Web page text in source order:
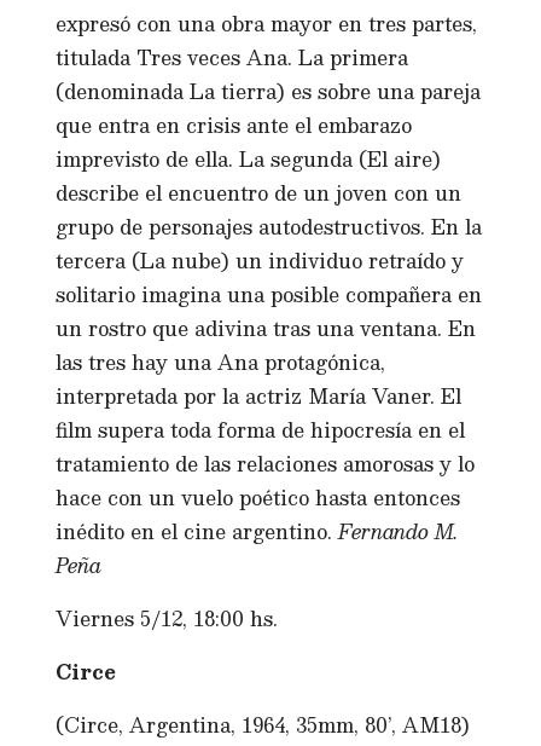
expresó con una obra mayor en tres partes,
titulada Tres veces Ana. La primera
(denominada La tierra) es sobre una pareja
que entra en crisis ante el embarazo
imprevisto de ella. La segunda (El aire)
describe el encuentro de un joven con un
grupo de personajes autodestructivos. En la
tercera (La nube) un individuo retraído y
solitario imagina una posible compañera en
un rostro que adivina tras una ventana. En
las tres hay una Ana protagónica,
interpretada por la actriz María Vaner. El
film supera toda forma de hipocresía en el
tratamiento de las relaciones amorosas y lo
hace con un vuelo poético hasta entonces
inédito en el cine argentino.Fernando M.
Peña
Viernes 5/12, 18:00 hs.
Circe
(Circe, Argentina, 1964, 35mm, 80’, AM18)